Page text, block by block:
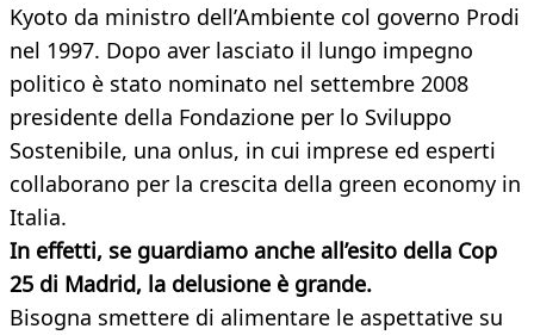
Kyoto da ministro dell’Ambiente col governo Prodi
nel 1997. Dopo aver lasciato il lungo impegno
politico è stato nominato nel settembre 2008
presidente della Fondazione per lo Sviluppo
Sostenibile, una onlus, in cui imprese ed esperti
collaborano per la crescita della green economy in
Italia.
In effetti, se guardiamo anche all’esito della Cop
25 di Madrid, la delusione è grande.
Bisogna smettere di alimentare le aspettative su